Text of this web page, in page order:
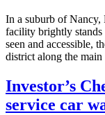
In a suburb of Nancy,
facility brightly stands
seen and accessible,
district along the
Investor’s
service car